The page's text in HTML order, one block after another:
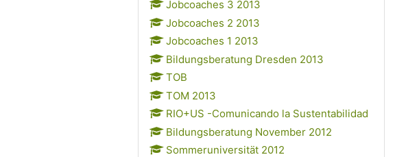
Jobcoaches 3 2013
Jobcoaches 2 2013
Jobcoaches 1 2013
Bildungsberatung Dresden 2013
TOB
TOM 2013
RIO+US -Comunicando la Sustentabilidad
Bildungsberatung November 2012
Sommeruniversität 2012